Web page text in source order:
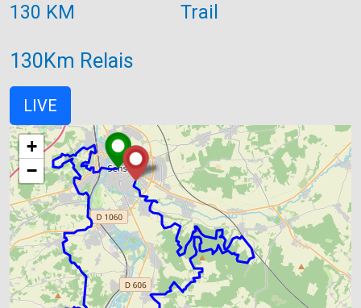
130 KM Trail
130Km Relais
LIVE
+
−